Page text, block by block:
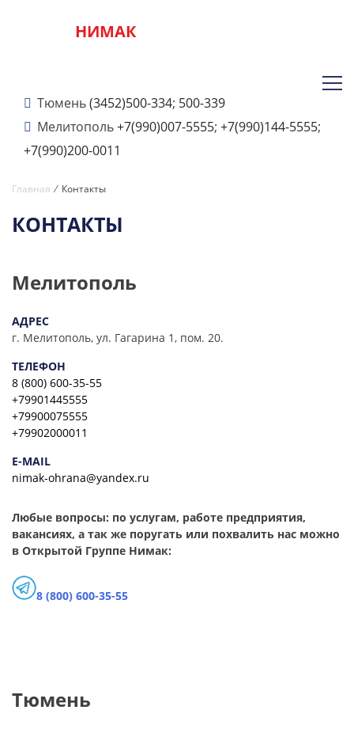
НИМАК
Тюмень(3452)500-334; 500-339
Мелитополь+7(990)007-5555; +7(990)144-5555;
+7(990)200-0011
Главная ⁄ Контакты
КОНТАКТЫ
Мелитополь
АДРЕС
г. Мелитополь, ул. Гагарина 1, пом. 20.
ТЕЛЕФОН
8 (800) 600-35-55
+79901445555
+79900075555
+79902000011
E-MAIL
nimak-ohrana@yandex.ru
Любые вопросы: по услугам, работе предприятия,
вакансиях, а так же поругать или похвалить нас можно
в Открытой Группе Нимак:
8 (800) 600-35-55
Тюмень